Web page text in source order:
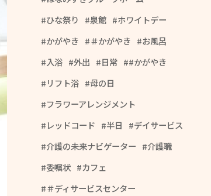
ひな祭り
泉館
ホワイトデー
かがやき
＃かがやき
お風呂
入浴
外出 日常
#かがやき
リフト浴
母の日
フラワーアレンジメント
レッドコード
半日
デイサービス
介護の未来ナビゲーター
介護職
委嘱状
カフェ
＃ディサービスセンター